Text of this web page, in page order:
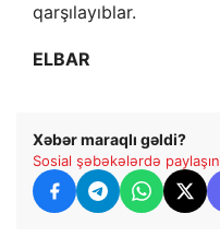
qarşılayıblar.
ELBAR
Xəbər maraqlı gəldi?
Sosial şəbəkələrdə paylaşın